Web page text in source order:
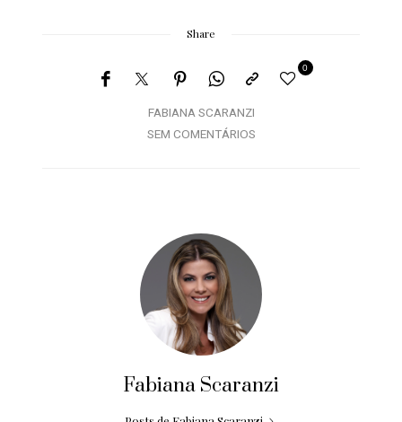
Share
FABIANA SCARANZI
0
SEM COMENTÁRIOS
Fabiana Scaranzi